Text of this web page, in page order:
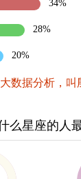
34%
28%
20%
数据分析，叫
么星座的人